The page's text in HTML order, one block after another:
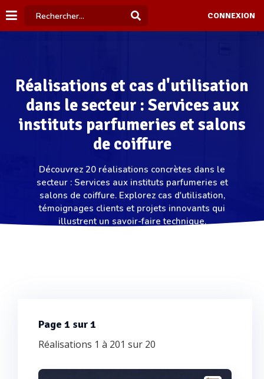
CONNEXION
Réalisations et cas d'utilisation
dans le secteur : Services aux
instituts parfumeries et salons
de coiffure
Découvrez 20 réalisations concrètes dans le
secteur : Services aux instituts parfumeries et
salons de coiffure. Explorez cas d'utilisation,
témoignages clients et projets innovants qui
illustrent un savoir-faire technique.
Page 1 sur 1
Réalisations 1 à 201 sur 20